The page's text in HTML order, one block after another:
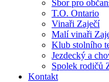
Sbor pro
T.O. Ontario
Vinaři Zaječí
Malí vinaři
Klub stolního
Jezdecký a
Spolek rodičů
Kontakt